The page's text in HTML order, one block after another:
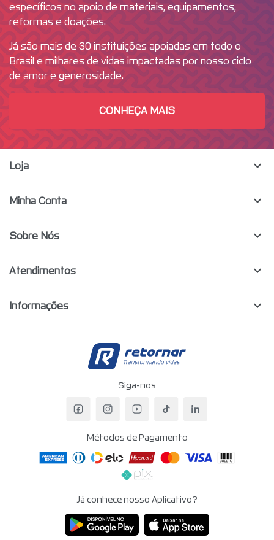
específicos no apoio de materiais, equipamentos,
reformas e doações.
Já são mais de 30 instituições apoiadas em todo o
Brasil e milhares de vidas impactadas por nosso ciclo
de amor e generosidade.
CONHEÇA MAIS
Loja
Minha Conta
Sobre Nós
Atendimentos
Informações
Retornar -
Siga-nos
Facebook da Retornar
Instagram da Retornar
YouTube da Retornar
TikTok da Retornar
Métodos de Pagamento
Já conhece nosso Aplicativo?